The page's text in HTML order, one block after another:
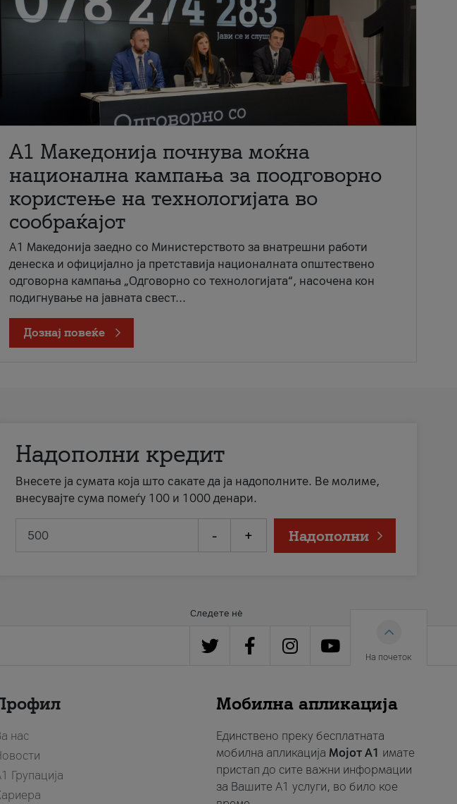
A1 Македонија почнува моќна
национална кампања за поодговорно
користење на технологијата во
сообраќајот
A1 Македонија заедно со Министерството за внатрешни работи
денеска и официјално ја претставија националната општествено
одговорна кампања „Одговорно со технологијата“, насочена кон
подигнување на јавната свест...
Дознај повеќе
Надополни кредит
Внесете ја сумата која што сакате да ја надополните. Ве молиме,
внесувајте сума помеѓу 100 и 1000 денари.
- + Надополни
Следете нè
На почеток
нас
Групација
Мобилна апликација
Единствено преку бесплатната
мобилна апликација Мојот A1 имате
пристап до сите важни информации
за Вашите A1 услуги, во било кое